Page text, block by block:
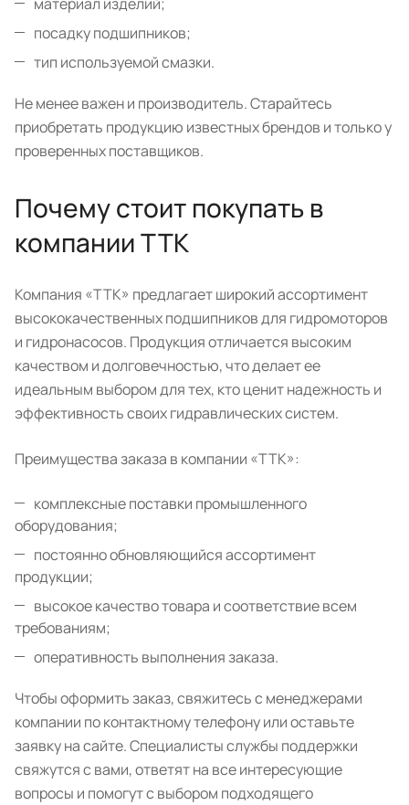
посадку подшипников;
тип используемой смазки.
Не менее важен и производитель. Старайтесь
приобретать продукцию известных брендов и только у
проверенных поставщиков.
Почему стоит покупать в
компании ТТК
Компания «ТТК» предлагает широкий ассортимент
высококачественных подшипников для гидромоторов
и гидронасосов. Продукция отличается высоким
качеством и долговечностью, что делает ее
идеальным выбором для тех, кто ценит надежность и
эффективность своих гидравлических систем.
Преимущества заказа в компании «ТТК»:
комплексные поставки промышленного
оборудования;
постоянно обновляющийся ассортимент
продукции;
высокое качество товара и соответствие всем
требованиям;
оперативность выполнения заказа.
Чтобы оформить заказ, свяжитесь с менеджерами
компании по контактному телефону или оставьте
заявку на сайте. Специалисты службы поддержки
свяжутся с вами, ответят на все интересующие
вопросы и помогут с выбором подходящего